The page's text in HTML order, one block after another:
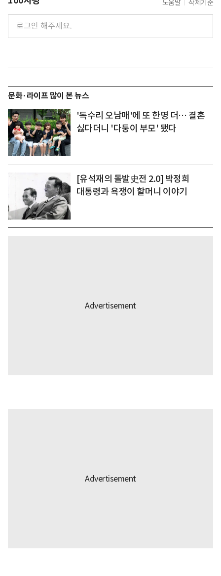
도움말 삭제기준
문화·라이프 많이 본 뉴스
'독수리 오남매'에 또 한명 더… 결혼
싫다더니 '다둥이 부모' 됐다
[유석재의 돌발史전 2.0] 박정희
대통령과 욕쟁이 할머니 이야기